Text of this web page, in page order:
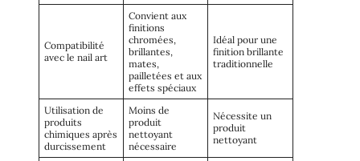
Compatibilité
avec le nail art
Convient aux
finitions
chromées,
brillantes,
mates,
pailletées et aux
effets spéciaux
Idéal pour une
finition brillante
traditionnelle
Utilisation de
produits
chimiques après
durcissement
Moins de
produit
nettoyant
nécessaire
Nécessite un
produit
nettoyant